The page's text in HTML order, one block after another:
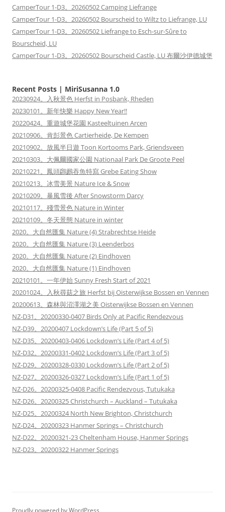
CamperTour 1-D3。20260502 Camping Liefrange
CamperTour 1-D3。20260502 Bourscheid to Wiltz to Liefrange, LU
CamperTour 1-D3。20260502 Liefrange to Esch-sur-Sûre to
Bourscheid, LU
CamperTour 1-D3。20260502 Bourscheid Castle, LU 布爾沙伊德城堡
Recent Posts | MiriSusanna 1.0
20230924。入秋景色 Herfst in Posbank, Rheden
20230101。新年快樂 Happy New Year!!
20220424。重遊城堡花園 Kasteeltuinen Arcen
20210906。肯彭景色 Cartierheide, De Kempen
20210902。放風半日遊 Toon Kortooms Park, Griendsveen
20210303。大佩爾國家公園 Nationaal Park De Groote Peel
20210221。鳳頭鸊鷉吞魚特寫 Grebe Eating Show
20210213。冰雪美景 Nature Ice & Snow
20210209。暴風雪後 After Snowstorm Darcy
20210117。殘雪景色 Nature in Winter
20210109。冬天景態 Nature in winter
2020。大自然匯集 Nature (4) Strabrechtse Heide
2020。大自然匯集 Nature (3) Leenderbos
2020。大自然匯集 Nature (2) Eindhoven
2020。大自然匯集 Nature (1) Eindhoven
20210101。一年伊始 Sunny Fresh Start of 2021
20201024。入秋尋菇之旅 Herfst bij Oisterwijkse Bossen en Vennen
20200613。森林與沼澤湖之美 Oisterwijkse Bossen en Vennen
NZ-D31。20200330-0407 Birds Only at Pacific Rendezvous
NZ-D39。20200407 Lockdown’s Life (Part 5 of 5)
NZ-D35。20200403-0406 Lockdown’s Life (Part 4 of 5)
NZ-D32。20200331-0402 Lockdown’s Life (Part 3 of 5)
NZ-D29。20200328-0330 Lockdown’s Life (Part 2 of 5)
NZ-D27。20200326-0327 Lockdown’s Life (Part 1 of 5)
NZ-D26。20200325-0408 Pacific Rendezvous, Tutukaka
NZ-D26。20200325 Christchurch – Auckland – Tutukaka
NZ-D25。20200324 North New Brighton, Christchurch
NZ-D24。20200323 Hanmer Springs – Christchurch
NZ-D22。20200321-23 Cheltenham House, Hanmer Springs
NZ-D23。20200322 Hanmer Springs
Proudly powered by WordPress